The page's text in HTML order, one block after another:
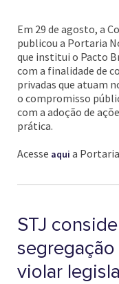
Em 29 de agosto, a
publicou a Portaria
que institui o Pacto
com a finalidade de
privadas que atuam
o compromisso
com a adoção de
prática.
Acesse aqui a
STJ
violar